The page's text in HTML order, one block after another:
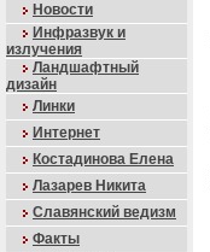
Новости
Инфразвук и
излучения
Ландшафтный
дизайн
Линки
Интернет
Костадинова Елена
Лазарев Никита
Славянский ведизм
Факты